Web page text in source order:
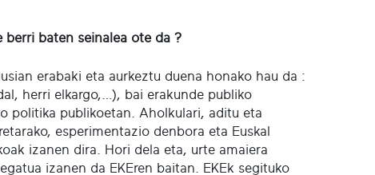
baten seinalea ote da ?
erabaki eta aurkeztu duena honako hau da :
herri elkargo,…), bai erakunde publiko
politika publikoetan. Aholkulari, aditu eta
esperimentazio denbora eta Euskal
izanen dira. Hori dela eta, urte amaiera
izanen da EKEren baitan. EKEk segituko